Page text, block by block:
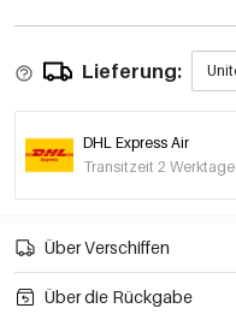
Lieferung:
DHL Express Air
Transitzeit 2 Werktage
Über Verschiffen
Über die Rückgabe